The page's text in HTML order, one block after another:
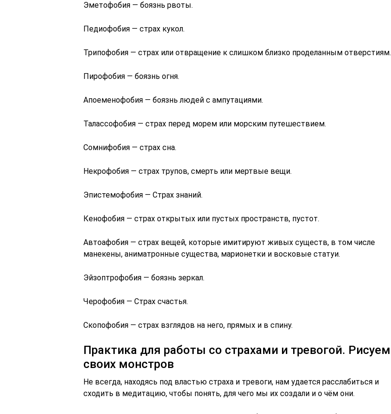
Эметофобия — боязнь рвоты.
Педиофобия — страх кукол.
Трипофобия — страх или отвращение к слишком близко проделанным отверстиям.
Пирофобия — боязнь огня.
Апоеменофобия — боязнь людей с ампутациями.
Талассофобия — страх перед морем или морским путешествием.
Сомнифобия — страх сна.
Некрофобия — страх трупов, смерть или мертвые вещи.
Эпистемофобия — Страх знаний.
Кенофобия — страх открытых или пустых пространств, пустот.
Автоафобия — страх вещей, которые имитируют живых существ, в том числе
манекены, аниматронные существа, марионетки и восковые статуи.
Эйзоптрофобия — боязнь зеркал.
Черофобия — Страх счастья.
Скопофобия — страх взглядов на него, прямых и в спину.
Практика для работы со страхами и тревогой. Рисуем
своих монстров
Не всегда, находясь под властью страха и тревоги, нам удается расслабиться и
сходить в медитацию, чтобы понять, для чего мы их создали и о чём они.